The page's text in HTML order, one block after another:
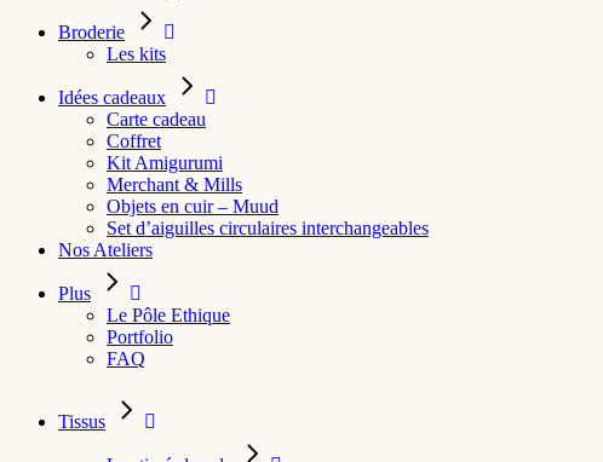
Broderie
Les kits
Idées cadeaux
Carte cadeau
Coffret
Kit Amigurumi
Merchant & Mills
Objets en cuir – Muud
Set d’aiguilles circulaires interchangeables
Nos Ateliers
Plus
Le Pôle Ethique
Portfolio
FAQ
Tissus